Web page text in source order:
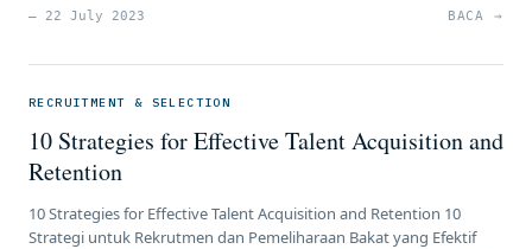
adalah kunci kesuksesan bagi setiap perusahaan. Dalam artikel ini,
kandidat yang baik, dan pendekatan […]
— 22 July 2023 BACA →
RECRUITMENT & SELECTION
10 Strategies for Effective Talent Acquisition and
Retention
10 Strategies for Effective Talent Acquisition and Retention 10
Strategi untuk Rekrutmen dan Pemeliharaan Bakat yang Efektif